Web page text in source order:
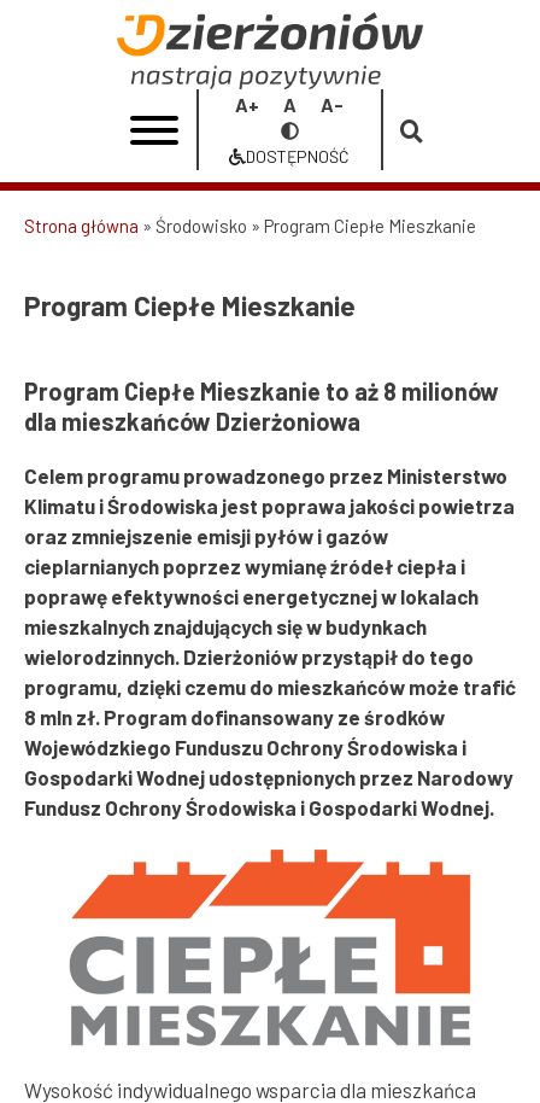
Program
Mieszkanie
|
Urząd
Dzierżoniów
Increase
font
Reset
font
size
Decrease
font
Przełącz
na
Dostępność
DOSTĘPNOŚĆ
nawigacyjna
Strona główna Środowisko Program Ciepłe Mieszkanie
Program Ciepłe Mieszkanie
Program Ciepłe Mieszkanie to aż 8 milionów
dla mieszkańców Dzierżoniowa
Celem programu prowadzonego przez Ministerstwo
Klimatu i Środowiska jest poprawa jakości powietrza
oraz zmniejszenie emisji pyłów i gazów
cieplarnianych poprzez wymianę źródeł ciepła i
poprawę efektywności energetycznej w lokalach
mieszkalnych znajdujących się w budynkach
wielorodzinnych. Dzierżoniów przystąpił do tego
programu, dzięki czemu do mieszkańców może trafić
8 mln zł. Program dofinansowany ze środków
Wojewódzkiego Funduszu Ochrony Środowiska i
Gospodarki Wodnej udostępnionych przez Narodowy
Fundusz Ochrony Środowiska i Gospodarki Wodnej.
Wysokość indywidualnego wsparcia dla mieszkańca